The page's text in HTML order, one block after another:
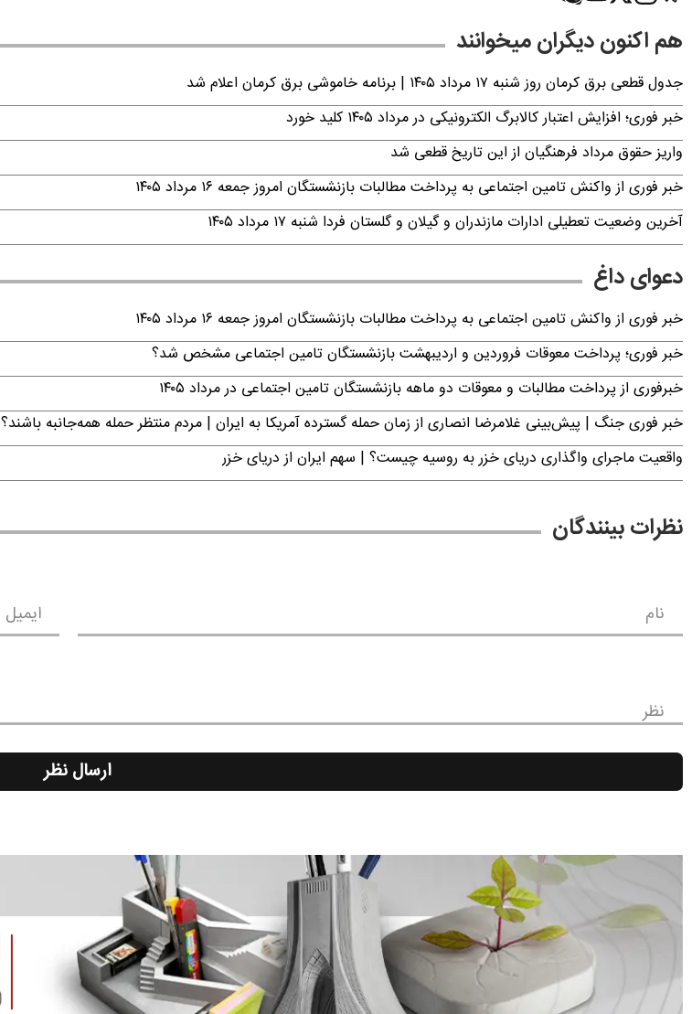
هم اکنون دیگران میخوانند
جدول قطعی برق کرمان روز شنبه ۱۷ مرداد ۱۴۰۵ | برنامه خاموشی برق کرمان اعلام شد
خبر فوری؛ افزایش اعتبار کالابرگ الکترونیکی در مرداد ۱۴۰۵ کلید خورد
واریز حقوق مرداد فرهنگیان از این تاریخ قطعی شد
خبر فوری از واکنش تامین اجتماعی به پرداخت مطالبات بازنشستگان امروز جمعه ۱۶ مرداد ۱۴۰۵
آخرین وضعیت تعطیلی ادارات مازندران و گیلان و گلستان فردا شنبه ۱۷ مرداد ۱۴۰۵
دعوای داغ
خبر فوری از واکنش تامین اجتماعی به پرداخت مطالبات بازنشستگان امروز جمعه ۱۶ مرداد ۱۴۰۵
خبر فوری؛ پرداخت معوقات فروردین و اردیبهشت بازنشستگان تامین اجتماعی مشخص شد؟
خبرفوری از پرداخت مطالبات و معوقات دو ماهه بازنشستگان تامین اجتماعی در مرداد ۱۴۰۵
خبر فوری جنگ | پیش‌بینی غلامرضا انصاری از زمان حمله گسترده آمریکا به ایران | مردم منتظر حمله همه‌جانبه باشند؟
واقعیت ماجرای واگذاری دریای خزر به روسیه چیست؟ | سهم ایران از دریای خزر
نظرات بینندگان
نام ایمیل
نظر
ارسال نظر